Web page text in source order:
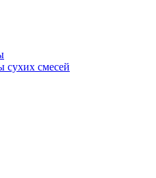
сухих смесей